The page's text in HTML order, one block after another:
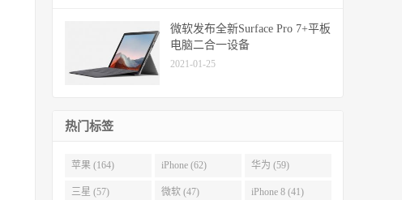
微软发布全新Surface Pro 7+平板
电脑二合一设备
2021-01-25
热门标签
苹果 (164) iPhone (62) 华为 (59)
三星 (57) 微软 (47) iPhone 8 (41)